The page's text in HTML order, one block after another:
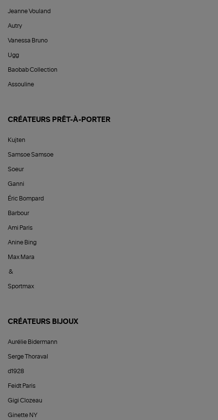
Jeanne Vouland
Autry
Vanessa Bruno
Ugg
Baobab Collection
Assouline
CRÉATEURS PRÊT-À-PORTER
Kujten
Samsoe Samsoe
Soeur
Ganni
Éric Bompard
Barbour
Ami Paris
Anine Bing
Max Mara
&
Sportmax
CRÉATEURS BIJOUX
Aurélie Bidermann
Serge Thoraval
d1928
Feidt Paris
Gigi Clozeau
Ginette NY